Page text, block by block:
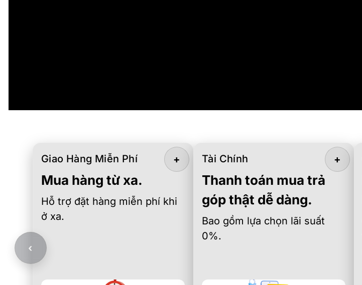
‹
Giao Hàng Miễn Phí
Mua hàng từ xa.
Hỗ trợ đặt hàng miễn phí khi
ở xa.
+ Tài Chính
Thanh toán mua trả
góp thật dễ dàng.
Bao gồm lựa chọn lãi suất
0%.
+